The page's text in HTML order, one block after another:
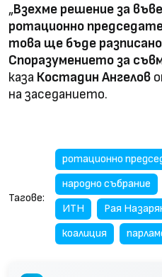
„Взехме решение за
ротационно
това ще бъде
Споразумението за
каза Костадин Ангелов
на заседанието.
Тагове:
ротационно
народно събрание
ИТН
Рая
коалиция